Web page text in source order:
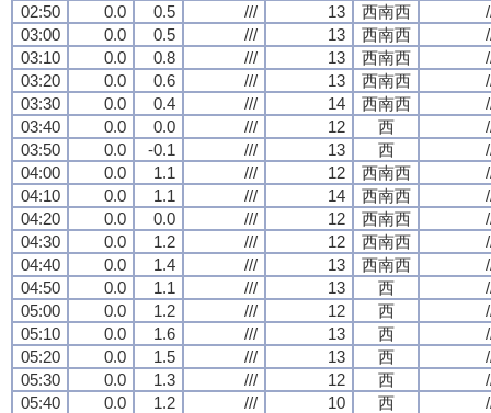
02:50
0.0 0.5 /// 13 西南西
03:00
0.0 0.5 /// 13 西南西
03:10
0.0 0.8 /// 13 西南西
03:20
0.0 0.6 /// 13 西南西
03:30
0.0 0.4 /// 14 西南西
03:40
0.0 0.0 /// 12 西
03:50
0.0 -0.1 /// 13 西
04:00
0.0 1.1 /// 12 西南西
04:10
0.0 1.1 /// 14 西南西
04:20
0.0 0.0 /// 12 西南西
04:30
0.0 1.2 /// 12 西南西
04:40
0.0 1.4 /// 13 西南西
04:50
0.0 1.1 /// 13 西
05:00
0.0 1.2 /// 12 西
05:10
0.0 1.6 /// 13 西
05:20
0.0 1.5 /// 13 西
05:30
0.0 1.3 /// 12 西
05:40
0.0 1.2 /// 10 西